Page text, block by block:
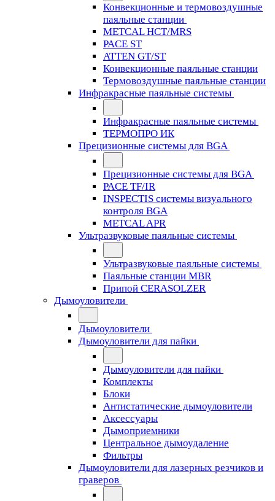
Конвекционные и термовоздушные
паяльные станции
METCAL HCT/MRS
PACE ST
ATTEN GT/ST
Конвекционные паяльные станции
Термовоздушные паяльные станции
Инфракрасные паяльные системы
Инфракрасные паяльные системы
ТЕРМОПРО ИК
Прецизионные системы для BGA
Прецизионные системы для BGA
PACE TF/IR
INSPECTIS системы визуального
контроля BGA
METCAL APR
Ультразвуковые паяльные системы
Ультразвуковые паяльные системы
Паяльные станции MBR
Припой CERASOLZER
Дымоуловители
Дымоуловители
Дымоуловители для пайки
Дымоуловители для пайки
Комплекты
Блоки
Антистатические дымоуловители
Аксессуары
Дымоприемники
Центральное дымоудаление
Фильтры
Дымоуловители для лазерных резчиков и
граверов